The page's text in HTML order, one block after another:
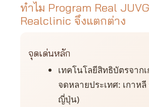
ทำไม Program Real
Realclinic จึงแตกต่าง
จุดเด่นหลัก
เทคโนโลยีสิทธิบัตรจาก
จดหลายประเทศ: เกาห
ญี่ปุ่น)